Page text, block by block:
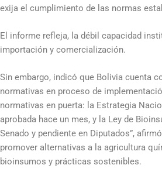
exija el cumplimiento de las normas
El informe refleja, la débil capacidad
importación y comercialización.
Sin embargo, indicó que Bolivia cuenta
normativas en proceso de
normativas en puerta: la Estrategia
aprobada hace un mes, y la Ley de
Senado y pendiente en Diputados”,
promover alternativas a la agricultura
bioinsumos y prácticas sostenibles.